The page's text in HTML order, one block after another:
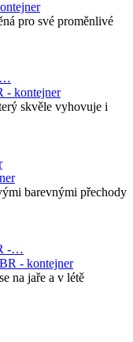
pro své proměnlivé
…
skvěle vyhovuje i
barevnými přechody
-…
na jaře a v létě